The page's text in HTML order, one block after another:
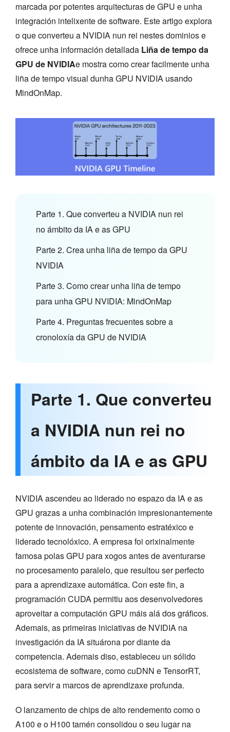
marcada por potentes arquitecturas de GPU e unha
integración intelixente de software. Este artigo explora
o que converteu a NVIDIA nun rei nestes dominios e
ofrece unha información detallada Liña de tempo da
GPU de NVIDIAe mostra como crear facilmente unha
liña de tempo visual dunha GPU NVIDIA usando
MindOnMap.
Parte 1. Que converteu a NVIDIA nun rei
no ámbito da IA e as GPU
Parte 2. Crea unha liña de tempo da GPU
NVIDIA
Parte 3. Como crear unha liña de tempo
para unha GPU NVIDIA: MindOnMap
Parte 4. Preguntas frecuentes sobre a
cronoloxía da GPU de NVIDIA
Parte 1. Que converteu
a NVIDIA nun rei no
ámbito da IA e as GPU
NVIDIA ascendeu ao liderado no espazo da IA e as
GPU grazas a unha combinación impresionantemente
potente de innovación, pensamento estratéxico e
liderado tecnolóxico. A empresa foi orixinalmente
famosa polas GPU para xogos antes de aventurarse
no procesamento paralelo, que resultou ser perfecto
para a aprendizaxe automática. Con este fin, a
programación CUDA permitiu aos desenvolvedores
aproveitar a computación GPU máis alá dos gráficos.
Ademais, as primeiras iniciativas de NVIDIA na
investigación da IA situárona por diante da
competencia. Ademais diso, estableceu un sólido
ecosistema de software, como cuDNN e TensorRT,
para servir a marcos de aprendizaxe profunda.
O lanzamento de chips de alto rendemento como o
A100 e o H100 tamén consolidou o seu lugar na